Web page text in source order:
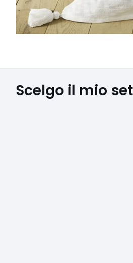
Scelgo il mio set